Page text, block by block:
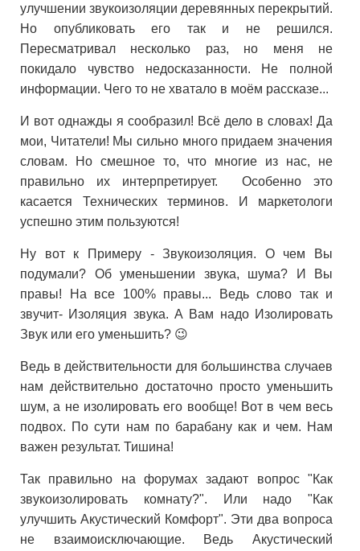
улучшении звукоизоляции деревянных перекрытий.
Но опубликовать его так и не решился.
Пересматривал несколько раз, но меня не
покидало чувство недосказанности. Не полной
информации. Чего то не хватало в моём рассказе...
И вот однажды я сообразил! Всё дело в словах! Да
мои, Читатели! Мы сильно много придаем значения
словам. Но смешное то, что многие из нас, не
правильно их интерпретирует. Особенно это
касается Технических терминов. И маркетологи
успешно этим пользуются!
Ну вот к Примеру - Звукоизоляция. О чем Вы
подумали? Об уменьшении звука, шума? И Вы
правы! На все 100% правы... Ведь слово так и
звучит- Изоляция звука. А Вам надо Изолировать
Звук или его уменьшить? 😉
Ведь в действительности для большинства случаев
нам действительно достаточно просто уменьшить
шум, а не изолировать его вообще! Вот в чем весь
подвох. По сути нам по барабану как и чем. Нам
важен результат. Тишина!
Так правильно на форумах задают вопрос "Как
звукоизолировать комнату?". Или надо "Как
улучшить Акустический Комфорт". Эти два вопроса
не взаимоисключающие. Ведь Акустический